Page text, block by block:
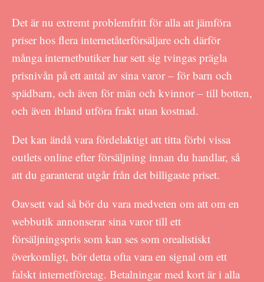
Det är nu extremt problemfritt för alla att jämföra
priser hos flera internetåterförsäljare och därför
många internetbutiker har sett sig tvingas prägla
prisnivån på ett antal av sina varor – för barn och
spädbarn, och även för män och kvinnor – till botten,
och även ibland utföra frakt utan kostnad.
Det kan ändå vara fördelaktigt att titta förbi vissa
outlets online efter försäljning innan du handlar, så
att du garanterat utgår från det billigaste priset.
Oavsett vad så bör du vara medveten om att om en
webbutik annonserar sina varor till ett
försäljningspris som kan ses som orealistiskt
överkomligt, bör detta ofta vara en signal om ett
falskt internetföretag. Betalningar med kort är i alla